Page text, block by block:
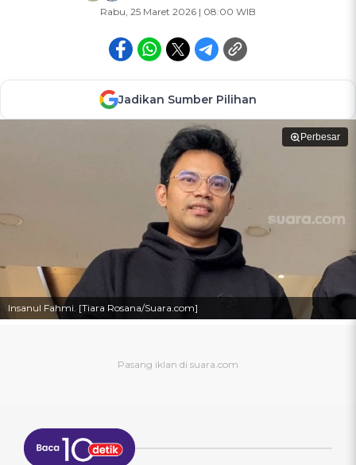
Rabu, 25 Maret 2026 | 08:00 WIB
Jadikan Sumber Pilihan
Perbesar
Insanul Fahmi. [Tiara Rosana/Suara.com]